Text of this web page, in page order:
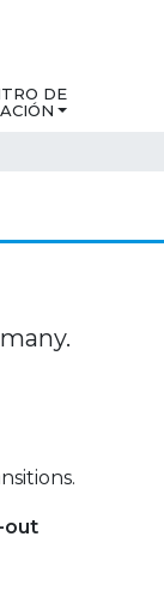
DE
out